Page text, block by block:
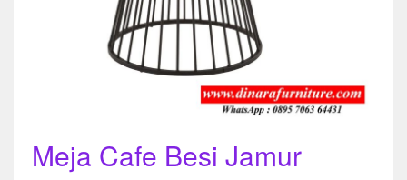
Meja Cafe Besi Jamur